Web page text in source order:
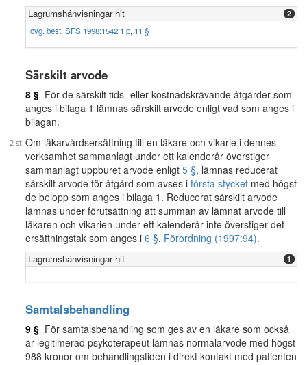
Lagrumshänvisningar hit 2
övg. best. SFS 1998:1542 1 p, 11 §
Särskilt arvode
8 § För de särskilt tids- eller kostnadskrävande åtgärder som
anges i bilaga 1 lämnas särskilt arvode enligt vad som anges i
bilagan.
Om läkarvårdsersättning till en läkare och vikarie i dennes
verksamhet sammanlagt under ett kalenderår överstiger
sammanlagt uppburet arvode enligt 5 §, lämnas reducerat
särskilt arvode för åtgärd som avses i första stycket med högst
de belopp som anges i bilaga 1. Reducerat särskilt arvode
lämnas under förutsättning att summan av lämnat arvode till
läkaren och vikarien under ett kalenderår inte överstiger det
ersättningstak som anges i 6 §. Förordning (1997:94).
Lagrumshänvisningar hit 1
Samtalsbehandling
9 § För samtalsbehandling som ges av en läkare som också
är legitimerad psykoterapeut lämnas normalarvode med högst
988 kronor om behandlingstiden i direkt kontakt med patienten